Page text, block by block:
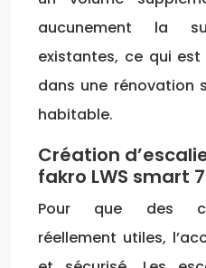
aucunement la
existantes, ce qui
dans une rénovation
habitable.
Création
fakro LWS smart
Pour que des
réellement utiles,